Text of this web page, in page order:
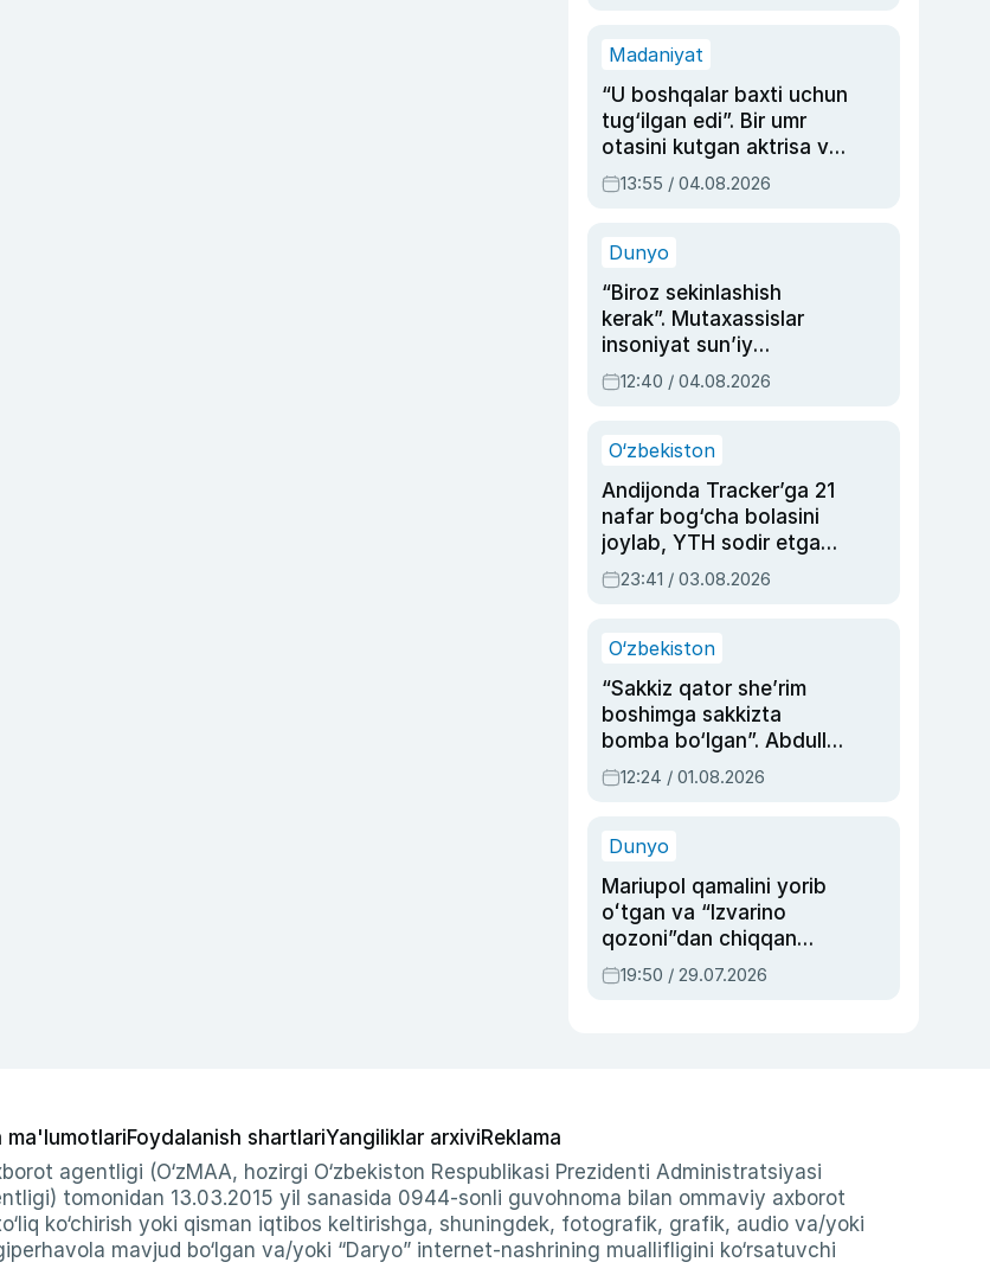
Madaniyat
“U boshqalar baxti uchun
tug‘ilgan edi”. Bir umr
otasini kutgan aktrisa va
dublyaj ustasi Rimma
Ahmedovaning
13:55 / 04.08.2026
Dunyo
“Biroz sekinlashish
kerak”. Mutaxassislar
insoniyat sun’iy
intellektni boshqara
olmay qolishidan xavotir
12:40 / 04.08.2026
O‘zbekiston
Andijonda Tracker’ga 21
nafar bog‘cha bolasini
joylab, YTH sodir etgan
ayolga sud hukmi o‘qildi
23:41 / 03.08.2026
O‘zbekiston
“Sakkiz qator she’rim
boshimga sakkizta
bomba bo‘lgan”. Abdulla
Oripovni siyosiy
ayblovlardan asrab
12:24 / 01.08.2026
Dunyo
Mariupol qamalini yorib
oʻtgan va “Izvarino
qozoni”dan chiqqan
qahramon — Ukraina
armiyasi bosh
19:50 / 29.07.2026
ma'lumotlariFoydalanish shartlariYangiliklar arxiviReklama
agentligi (O‘zMAA, hozirgi O‘zbekiston Respublikasi Prezidenti Administratsiyasi
tomonidan 13.03.2015 yil sanasida 0944-sonli guvohnoma bilan ommaviy axborot
ko‘chirish yoki qisman iqtibos keltirishga, shuningdek, fotografik, grafik, audio va/yoki
mavjud bo‘lgan va/yoki “Daryo” internet-nashrining muallifligini ko‘rsatuvchi